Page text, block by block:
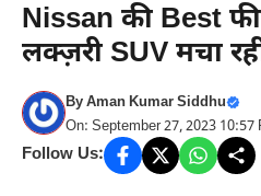
Nissan की Best
लक्ज़री SUV मचा
ByAman Kumar Siddhu
On: September 27, 2023 10:57
Follow Us: